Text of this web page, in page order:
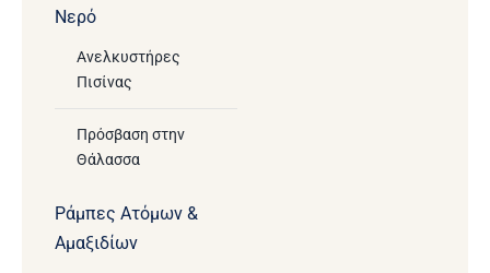
Νερό
Ανελκυστήρες
Πισίνας
Πρόσβαση στην
Θάλασσα
Ράμπες Ατόμων &
Αμαξιδίων